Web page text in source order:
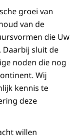
groei van
van de
die Uw
Daarbij sluit de
noden die nog
Wij
kennis te
deze
willen